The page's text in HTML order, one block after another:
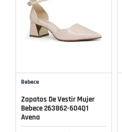
Bebece
Zapatos De Vestir Mujer
Bebece 263862-604Q1
Avena